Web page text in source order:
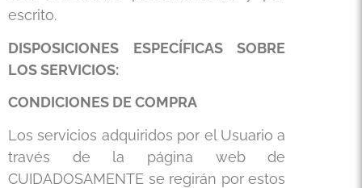
escrito.
DISPOSICIONES ESPECÍFICAS SOBRE
LOS SERVICIOS:
CONDICIONES DE COMPRA
Los servicios adquiridos por el Usuario a
través de la página web de
CUIDADOSAMENTE se regirán por estos